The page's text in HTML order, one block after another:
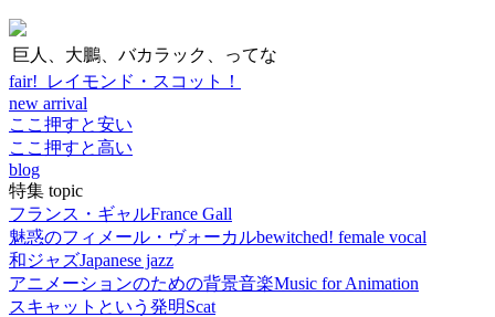
巨人、大鵬、バカラック、ってな
fair! レイモンド・スコット！
new arrival
ここ押すと安い
ここ押すと高い
blog
特集 topic
フランス・ギャルFrance Gall
魅惑のフィメール・ヴォーカルbewitched! female vocal
和ジャズJapanese jazz
アニメーションのための背景音楽Music for Animation
スキャットという発明Scat